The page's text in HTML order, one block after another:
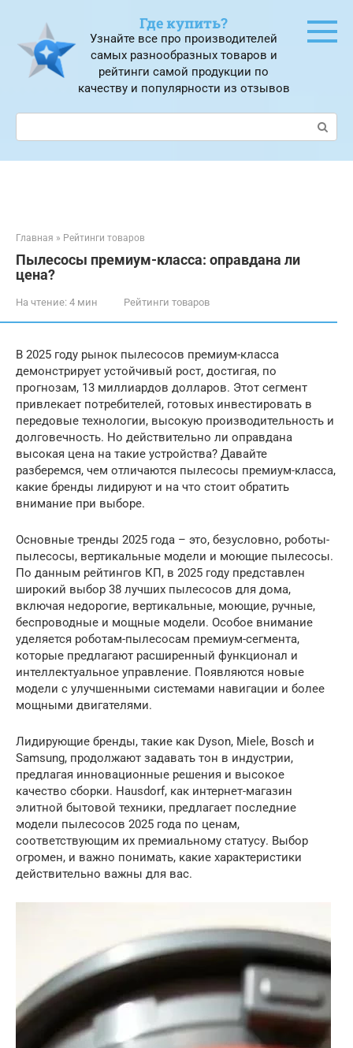
контенту
Где купить?
Узнайте все про производителей
самых разнообразных товаров и
рейтинги самой продукции по
качеству и популярности из отзывов
Поиск:
Главная » Рейтинги товаров
Пылесосы премиум-класса: оправдана ли
цена?
На чтение: 4 мин Рейтинги товаров
В 2025 году рынок пылесосов премиум-класса
демонстрирует устойчивый рост, достигая, по
прогнозам, 13 миллиардов долларов. Этот сегмент
привлекает потребителей, готовых инвестировать в
передовые технологии, высокую производительность и
долговечность. Но действительно ли оправдана
высокая цена на такие устройства? Давайте
разберемся, чем отличаются пылесосы премиум-класса,
какие бренды лидируют и на что стоит обратить
внимание при выборе.
Основные тренды 2025 года – это, безусловно, роботы-
пылесосы, вертикальные модели и моющие пылесосы.
По данным рейтингов КП, в 2025 году представлен
широкий выбор 38 лучших пылесосов для дома,
включая недорогие, вертикальные, моющие, ручные,
беспроводные и мощные модели. Особое внимание
уделяется роботам-пылесосам премиум-сегмента,
которые предлагают расширенный функционал и
интеллектуальное управление. Появляются новые
модели с улучшенными системами навигации и более
мощными двигателями.
Лидирующие бренды, такие как Dyson, Miele, Bosch и
Samsung, продолжают задавать тон в индустрии,
предлагая инновационные решения и высокое
качество сборки. Hausdorf, как интернет-магазин
элитной бытовой техники, предлагает последние
модели пылесосов 2025 года по ценам,
соответствующим их премиальному статусу. Выбор
огромен, и важно понимать, какие характеристики
действительно важны для вас.